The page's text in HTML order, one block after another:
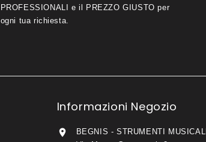
PROFESSIONALI e il PREZZO GIUSTO per
ogni tua richiesta.
Informazioni Negozio

BEGNIS - STRUMENTI MUSICALI